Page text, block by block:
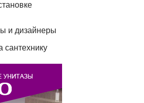
и дизайнеры
сантехнику